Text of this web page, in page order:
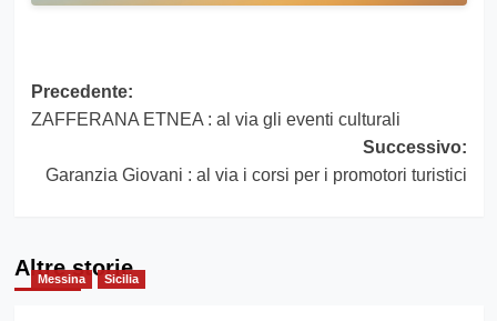
Navigazione
articolo
Precedente:
ZAFFERANA ETNEA : al via gli eventi culturali
Successivo:
Garanzia Giovani : al via i corsi per i promotori turistici
Altre storie
Messina Sicilia